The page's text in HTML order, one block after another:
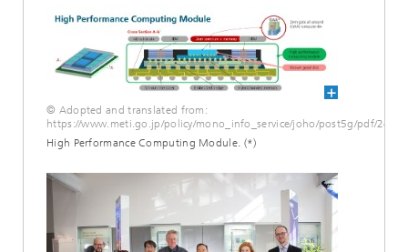
© Adopted and translated from:
https://www.meti.go.jp/policy/mono_info_service/joho/post5g/pdf/
High Performance Computing Module. (*)